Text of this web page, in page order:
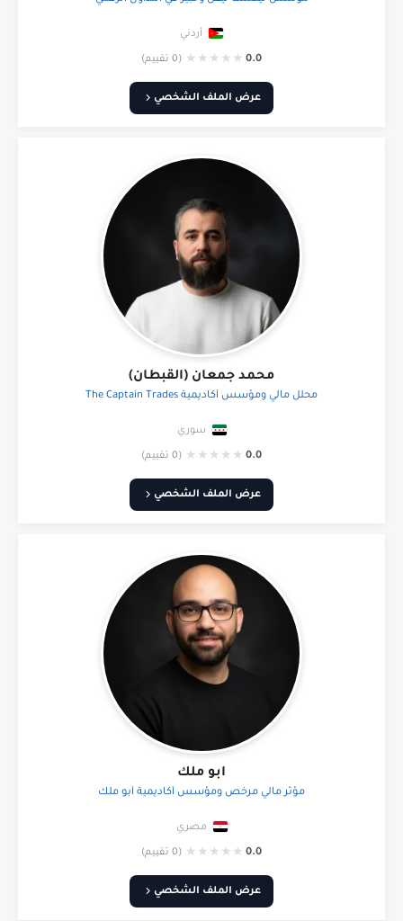
أردني
0.0
★
★
★
★
★ (0 تقييم)
عرض الملف الشخصي
محمد جمعان (القبطان)
محلل مالي ومؤسس أكاديمية The Captain Trades
سوري
0.0
★
★
★
★
★ (0 تقييم)
عرض الملف الشخصي
ابو ملك
مؤثر مالي مرخص ومؤسس أكاديمية أبو ملك
مصري
0.0
★
★
★
★
★ (0 تقييم)
عرض الملف الشخصي